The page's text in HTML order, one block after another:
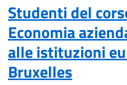
Studenti del
Economia
alle istituzioni
Bruxelles